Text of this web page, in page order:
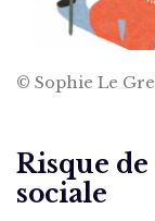
© Sophie Le
Risque
sociale